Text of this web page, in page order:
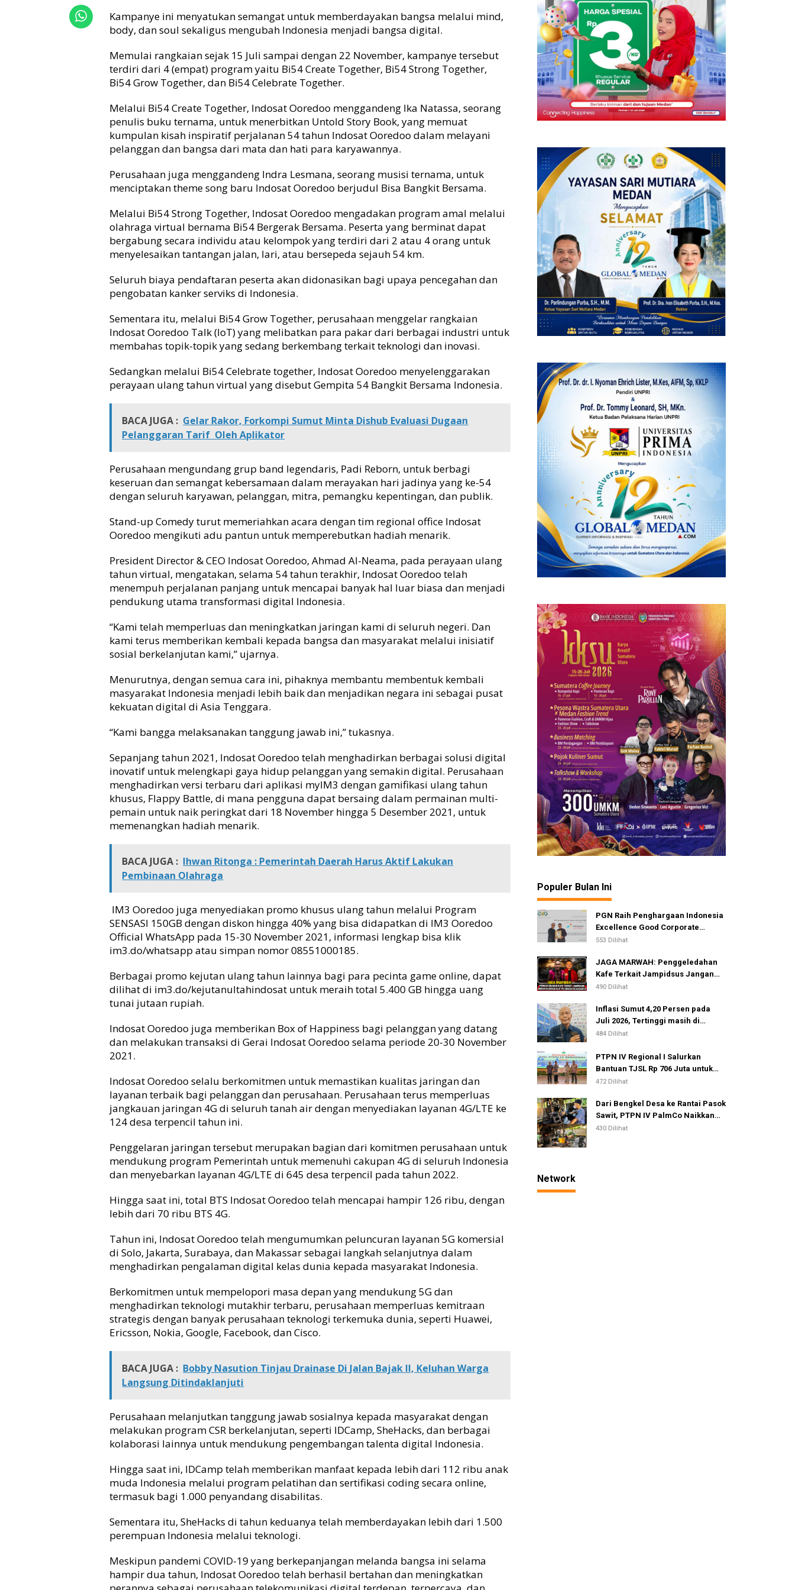
d
o
B
e
r
a
y
a
k
a
n
d
a
U
b
a
h
n
d
o
e
s
i
j
a
B
n
s
D
i
i
t
l
Kampanye ini menyatukan semangat untuk memberdayakan bangsa melalui mind,
body, dan soul sekaligus mengubah Indonesia menjadi bangsa digital.
Memulai rangkaian sejak 15 Juli sampai dengan 22 November, kampanye tersebut
terdiri dari 4 (empat) program yaitu Bi54 Create Together, Bi54 Strong Together,
Bi54 Grow Together, dan Bi54 Celebrate Together.
Melalui Bi54 Create Together, Indosat Ooredoo menggandeng Ika Natassa, seorang
penulis buku ternama, untuk menerbitkan Untold Story Book, yang memuat
kumpulan kisah inspiratif perjalanan 54 tahun Indosat Ooredoo dalam melayani
pelanggan dan bangsa dari mata dan hati para karyawannya.
Perusahaan juga menggandeng Indra Lesmana, seorang musisi ternama, untuk
menciptakan theme song baru Indosat Ooredoo berjudul Bisa Bangkit Bersama.
Melalui Bi54 Strong Together, Indosat Ooredoo mengadakan program amal melalui
olahraga virtual bernama Bi54 Bergerak Bersama. Peserta yang berminat dapat
bergabung secara individu atau kelompok yang terdiri dari 2 atau 4 orang untuk
menyelesaikan tantangan jalan, lari, atau bersepeda sejauh 54 km.
Seluruh biaya pendaftaran peserta akan didonasikan bagi upaya pencegahan dan
pengobatan kanker serviks di Indonesia.
Sementara itu, melalui Bi54 Grow Together, perusahaan menggelar rangkaian
Indosat Ooredoo Talk (IoT) yang melibatkan para pakar dari berbagai industri untuk
membahas topik-topik yang sedang berkembang terkait teknologi dan inovasi.
Sedangkan melalui Bi54 Celebrate together, Indosat Ooredoo menyelenggarakan
perayaan ulang tahun virtual yang disebut Gempita 54 Bangkit Bersama Indonesia.
BACA JUGA : Gelar Rakor, Forkompi Sumut Minta Dishub Evaluasi Dugaan
Pelanggaran Tarif Oleh Aplikator
Perusahaan mengundang grup band legendaris, Padi Reborn, untuk berbagi
keseruan dan semangat kebersamaan dalam merayakan hari jadinya yang ke-54
dengan seluruh karyawan, pelanggan, mitra, pemangku kepentingan, dan publik.
Stand-up Comedy turut memeriahkan acara dengan tim regional office Indosat
Ooredoo mengikuti adu pantun untuk memperebutkan hadiah menarik.
President Director & CEO Indosat Ooredoo, Ahmad Al-Neama, pada perayaan ulang
tahun virtual, mengatakan, selama 54 tahun terakhir, Indosat Ooredoo telah
menempuh perjalanan panjang untuk mencapai banyak hal luar biasa dan menjadi
pendukung utama transformasi digital Indonesia.
“Kami telah memperluas dan meningkatkan jaringan kami di seluruh negeri. Dan
kami terus memberikan kembali kepada bangsa dan masyarakat melalui inisiatif
sosial berkelanjutan kami,” ujarnya.
Menurutnya, dengan semua cara ini, pihaknya membantu membentuk kembali
masyarakat Indonesia menjadi lebih baik dan menjadikan negara ini sebagai pusat
kekuatan digital di Asia Tenggara.
“Kami bangga melaksanakan tanggung jawab ini,” tukasnya.
Sepanjang tahun 2021, Indosat Ooredoo telah menghadirkan berbagai solusi digital
inovatif untuk melengkapi gaya hidup pelanggan yang semakin digital. Perusahaan
menghadirkan versi terbaru dari aplikasi myIM3 dengan gamifikasi ulang tahun
khusus, Flappy Battle, di mana pengguna dapat bersaing dalam permainan multi-
pemain untuk naik peringkat dari 18 November hingga 5 Desember 2021, untuk
memenangkan hadiah menarik.
BACA JUGA : Ihwan Ritonga : Pemerintah Daerah Harus Aktif Lakukan
Pembinaan Olahraga
IM3 Ooredoo juga menyediakan promo khusus ulang tahun melalui Program
SENSASI 150GB dengan diskon hingga 40% yang bisa didapatkan di IM3 Ooredoo
Official WhatsApp pada 15-30 November 2021, informasi lengkap bisa klik
im3.do/whatsapp atau simpan nomor 08551000185.
Berbagai promo kejutan ulang tahun lainnya bagi para pecinta game online, dapat
dilihat di im3.do/kejutanultahindosat untuk meraih total 5.400 GB hingga uang
tunai jutaan rupiah.
Indosat Ooredoo juga memberikan Box of Happiness bagi pelanggan yang datang
dan melakukan transaksi di Gerai Indosat Ooredoo selama periode 20-30 November
2021.
Indosat Ooredoo selalu berkomitmen untuk memastikan kualitas jaringan dan
layanan terbaik bagi pelanggan dan perusahaan. Perusahaan terus memperluas
jangkauan jaringan 4G di seluruh tanah air dengan menyediakan layanan 4G/LTE ke
124 desa terpencil tahun ini.
Penggelaran jaringan tersebut merupakan bagian dari komitmen perusahaan untuk
mendukung program Pemerintah untuk memenuhi cakupan 4G di seluruh Indonesia
dan menyebarkan layanan 4G/LTE di 645 desa terpencil pada tahun 2022.
Hingga saat ini, total BTS Indosat Ooredoo telah mencapai hampir 126 ribu, dengan
lebih dari 70 ribu BTS 4G.
Tahun ini, Indosat Ooredoo telah mengumumkan peluncuran layanan 5G komersial
di Solo, Jakarta, Surabaya, dan Makassar sebagai langkah selanjutnya dalam
menghadirkan pengalaman digital kelas dunia kepada masyarakat Indonesia.
Berkomitmen untuk mempelopori masa depan yang mendukung 5G dan
menghadirkan teknologi mutakhir terbaru, perusahaan memperluas kemitraan
strategis dengan banyak perusahaan teknologi terkemuka dunia, seperti Huawei,
Ericsson, Nokia, Google, Facebook, dan Cisco.
BACA JUGA : Bobby Nasution Tinjau Drainase Di Jalan Bajak II, Keluhan Warga
Langsung Ditindaklanjuti
Perusahaan melanjutkan tanggung jawab sosialnya kepada masyarakat dengan
melakukan program CSR berkelanjutan, seperti IDCamp, SheHacks, dan berbagai
kolaborasi lainnya untuk mendukung pengembangan talenta digital Indonesia.
Hingga saat ini, IDCamp telah memberikan manfaat kepada lebih dari 112 ribu anak
muda Indonesia melalui program pelatihan dan sertifikasi coding secara online,
termasuk bagi 1.000 penyandang disabilitas.
Sementara itu, SheHacks di tahun keduanya telah memberdayakan lebih dari 1.500
perempuan Indonesia melalui teknologi.
Meskipun pandemi COVID-19 yang berkepanjangan melanda bangsa ini selama
hampir dua tahun, Indosat Ooredoo telah berhasil bertahan dan meningkatkan
Populer Bulan Ini
PGN Raih Penghargaan Indonesia
Excellence Good Corporate
Governance Awards 2026
553 Dilihat
JAGA MARWAH: Penggeledahan
Kafe Terkait Jampidsus Jangan
Dijadikan Alat Pelemahan
490 Dilihat
Inflasi Sumut 4,20 Persen pada
Juli 2026, Tertinggi masih di
Gunungsitoli
484 Dilihat
PTPN IV Regional I Salurkan
Bantuan TJSL Rp 706 Juta untuk
Pembangunan Sosial
472 Dilihat
Dari Bengkel Desa ke Rantai Pasok
Sawit, PTPN IV PalmCo Naikkan
Kelas IKM Pandai Besi
430 Dilihat
Network